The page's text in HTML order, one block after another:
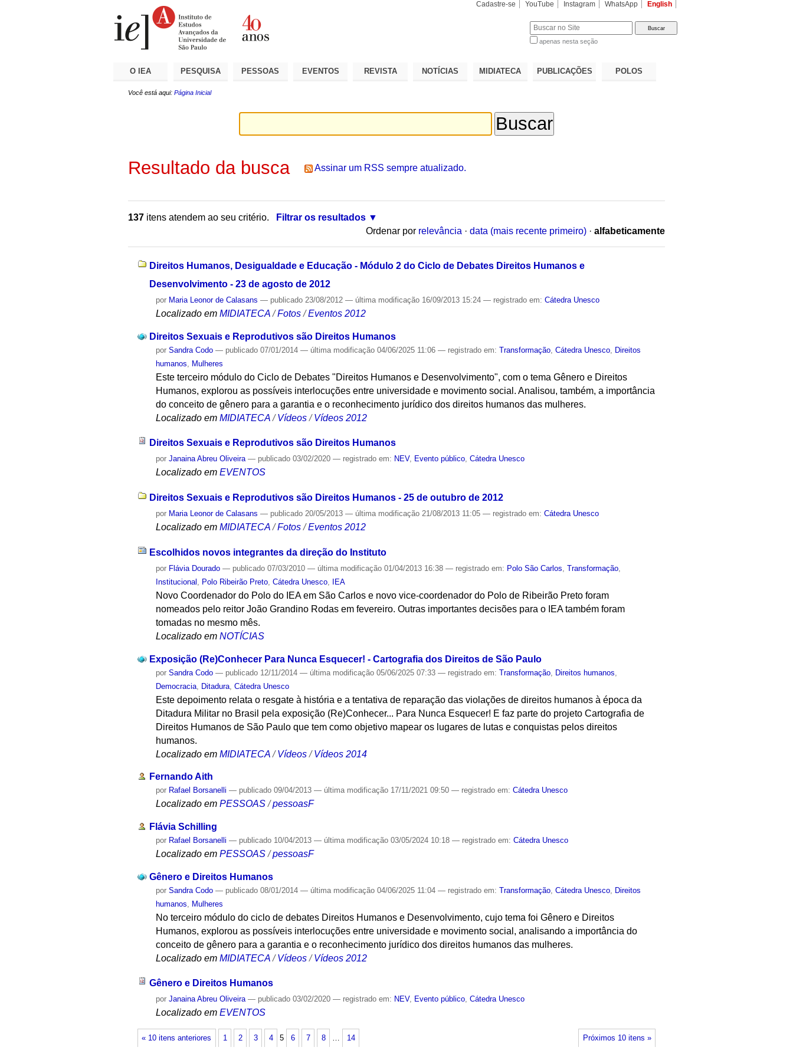
Cadastre-se YouTube Instagram WhatsApp English
apenas nesta seção
O IEA PESQUISA PESSOAS EVENTOS REVISTA NOTÍCIAS MIDIATECA PUBLICAÇÕES POLOS
Você está aqui: Página Inicial
Resultado da busca Assinar um RSS sempre atualizado.
137 itens atendem ao seu critério.
Filtrar os resultados
Ordenar por relevância · data (mais recente primeiro) · alfabeticamente
Direitos Humanos, Desigualdade e Educação - Módulo 2 do Ciclo de Debates Direitos Humanos e
Desenvolvimento - 23 de agosto de 2012
por Maria Leonor de Calasans — publicado 23/08/2012— última modificação 16/09/2013 15:24— registrado em:Cátedra Unesco
Localizado em MIDIATECA /Fotos /Eventos 2012
Direitos Sexuais e Reprodutivos são Direitos Humanos
porSandra Codo — publicado 07/01/2014— última modificação 04/06/2025 11:06— registrado em:Transformação ,Cátedra Unesco Direitos
humanos
Mulheres
Este terceiro módulo do Ciclo de Debates "Direitos Humanos e Desenvolvimento", com o tema Gênero e Direitos
Humanos, explorou as possíveis interlocuções entre universidade e movimento social. Analisou, também, a importância
do conceito de gênero para a garantia e o reconhecimento jurídico dos direitos humanos das mulheres.
Localizado em MIDIATECA /Vídeos /Vídeos 2012
Direitos Sexuais e Reprodutivos são Direitos Humanos
porJanaina Abreu Oliveira — publicado 03/02/2020— registrado em: NEV, Evento público,Cátedra Unesco
Localizado em EVENTOS
Direitos Sexuais e Reprodutivos são Direitos Humanos - 25 de outubro de 2012
por Maria Leonor de Calasans — publicado 20/05/2013— última modificação 21/08/2013 11:05— registrado em:Cátedra Unesco
Localizado em MIDIATECA /Fotos /Eventos 2012
Escolhidos novos integrantes da direção do Instituto
por Flávia Dourado — publicado 07/03/2010— última modificação 01/04/2013 16:38— registrado em: Polo São Carlos ,Transformação
Institucional
Polo Ribeirão Preto ,Cátedra Unesco IEA
Novo Coordenador do Polo do IEA em São Carlos e novo vice-coordenador do Polo de Ribeirão Preto foram
nomeados pelo reitor João Grandino Rodas em fevereiro. Outras importantes decisões para o IEA também foram
tomadas no mesmo mês.
Localizado em NOTÍCIAS
Exposição (Re)Conhecer Para Nunca Esquecer! - Cartografia dos Direitos de São Paulo
porSandra Codo — publicado 12/11/2014— última modificação 05/06/2025 07:33— registrado em:Transformação Direitos humanos
Democracia Ditadura ,Cátedra Unesco
Este depoimento relata o resgate à história e a tentativa de reparação das violações de direitos humanos à época da
Ditadura Militar no Brasil pela exposição (Re)Conhecer... Para Nunca Esquecer! E faz parte do projeto Cartografia de
Direitos Humanos de São Paulo que tem como objetivo mapear os lugares de lutas e conquistas pelos direitos
humanos.
Localizado em MIDIATECA /Vídeos /Vídeos 2014
Fernando Aith
por Rafael Borsanelli — publicado 09/04/2013— última modificação 17/11/2021 09:50— registrado em:Cátedra Unesco
Localizado em PESSOAS /pessoasF
Flávia Schilling
por Rafael Borsanelli — publicado 10/04/2013— última modificação 03/05/2024 10:18— registrado em:Cátedra Unesco
Localizado em PESSOAS /pessoasF
Gênero e Direitos Humanos
porSandra Codo — publicado 08/01/2014— última modificação 04/06/2025 11:04— registrado em:Transformação ,Cátedra Unesco Direitos
humanos
Mulheres
No terceiro módulo do ciclo de debates Direitos Humanos e Desenvolvimento, cujo tema foi Gênero e Direitos
Humanos, explorou as possíveis interlocuções entre universidade e movimento social, analisando a importância do
conceito de gênero para a garantia e o reconhecimento jurídico dos direitos humanos das mulheres.
Localizado em MIDIATECA /Vídeos /Vídeos 2012
Gênero e Direitos Humanos
porJanaina Abreu Oliveira — publicado 03/02/2020— registrado em: NEV, Evento público,Cátedra Unesco
Localizado em EVENTOS
« 10 itens anteriores Próximos 10 itens »
1 2 3 4 5 6 7 8 14